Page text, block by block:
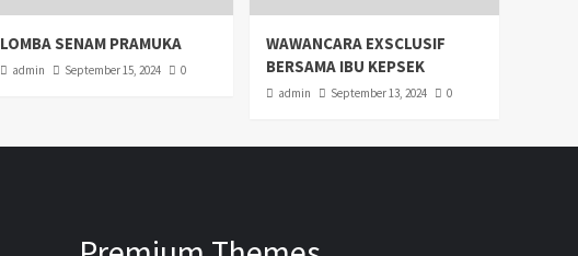
LOMBA SENAM PRAMUKA
admin September 15, 2024 0
WAWANCARA EXSCLUSIF
BERSAMA IBU KEPSEK
admin September 13, 2024 0